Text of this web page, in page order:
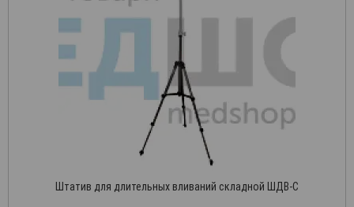
Штатив для длительных вливаний складной ШДВ-С